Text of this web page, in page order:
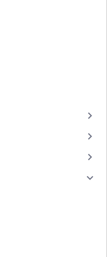
keyboard_arrow_right
keyboard_arrow_right
keyboard_arrow_right
keyboard_arrow_right